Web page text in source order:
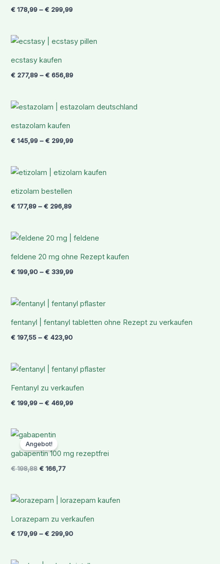
€ 178,99 –€ 299,99
ecstasy kaufen
€ 277,89 –€ 656,89
Preisspanne:
€ 277,89
estazolam kaufen
€ 145,99 –€ 299,99
Preisspanne:
etizolam bestellen
€ 177,89 –€ 296,89
Preisspanne:
€ 296,89
feldene 20 mg ohne Rezept kaufen
€ 199,90 –€ 339,99
Preisspanne:
€ 199,90
€ 339,99
fentanyl | fentanyl tabletten ohne Rezept zu verkaufen
€ 197,55 –€ 423,90
Preisspanne:
€ 197,55
€ 423,90
Fentanyl zu verkaufen
€ 199,99 –€ 469,99
Preisspanne:
€ 199,99
€ 469,99
Angebot!
gabapentin 100 mg rezeptfrei
€198,88
Ursprünglicher
Preis
war:
€ 198,88
€ 166,77
€ 166,77.
Lorazepam zu verkaufen
€ 179,99 –€ 299,90
Preisspanne:
€ 179,99
€ 299,90